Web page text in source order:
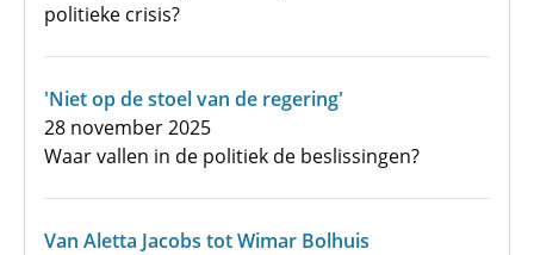
politieke crisis?
'Niet op de stoel van de regering'
28 november 2025
Waar vallen in de politiek de beslissingen?
Van Aletta Jacobs tot Wimar Bolhuis